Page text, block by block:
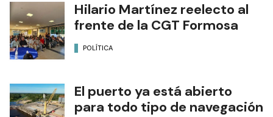
Hilario Martínez reelecto al
frente de la CGT Formosa
POLÍTICA
El puerto ya está abierto
para todo tipo de navegación